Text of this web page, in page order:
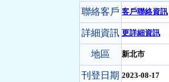
聯絡客戶 客戶聯絡資訊
詳細資訊 更詳細資訊
地區 新北市
刊登日期 2023-08-17